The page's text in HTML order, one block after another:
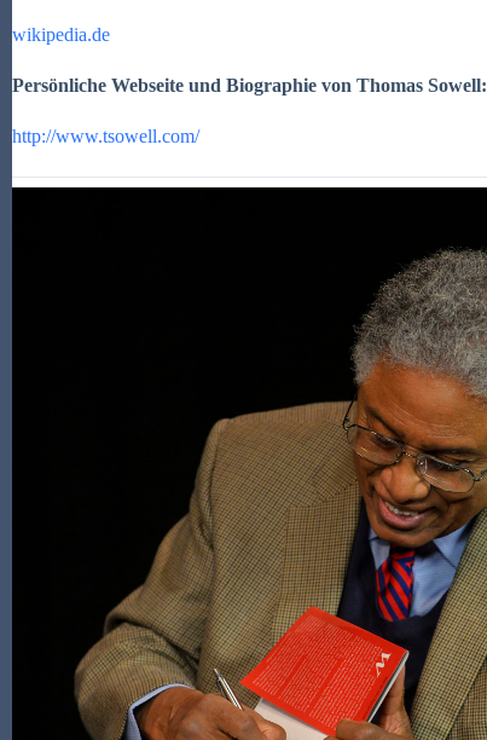
wikipedia.de
Persönliche Webseite und Biographie von Thomas Sowell:
http://www.tsowell.com/